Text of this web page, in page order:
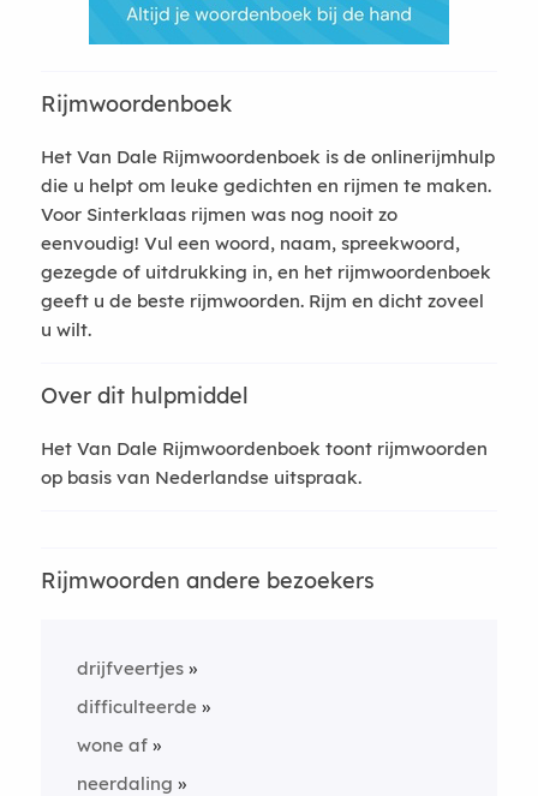
Rijmwoordenboek
Het Van Dale Rijmwoordenboek is de onlinerijmhulp
die u helpt om leuke gedichten en rijmen te maken.
Voor Sinterklaas rijmen was nog nooit zo
eenvoudig! Vul een woord, naam, spreekwoord,
gezegde of uitdrukking in, en het rijmwoordenboek
geeft u de beste rijmwoorden. Rijm en dicht zoveel
u wilt.
Over dit hulpmiddel
Het Van Dale Rijmwoordenboek toont rijmwoorden
op basis van Nederlandse uitspraak.
Rijmwoorden andere bezoekers
drijfveertjes
difficulteerde
wone af
neerdaling